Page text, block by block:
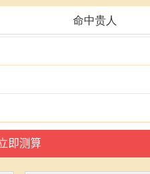
命中贵人